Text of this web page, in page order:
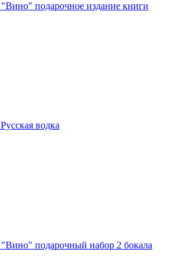
"Вино" подарочное издание книги
Русская водка
"Вино" подарочный набор 2 бокала